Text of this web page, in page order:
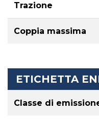
Trazione
Coppia massima
ETICHETTA
Classe di